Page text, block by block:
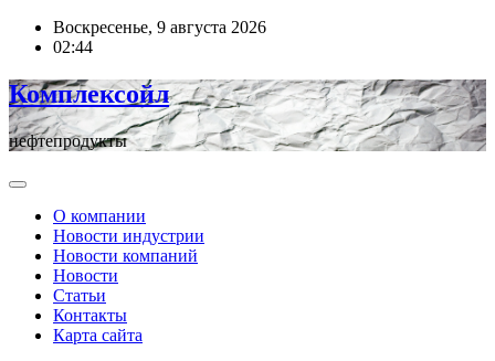
ПерейтиВоскресенье, 9 августа 2026
02:44
Комплексойл
нефтепродукты
О компании
Новости индустрии
Новости компаний
Новости
Статьи
Контакты
Карта сайта